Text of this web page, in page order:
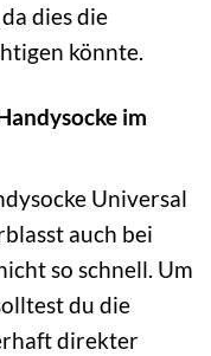
dies die
könnte.
im
Universal
auch bei
so schnell. Um
du die
direkter